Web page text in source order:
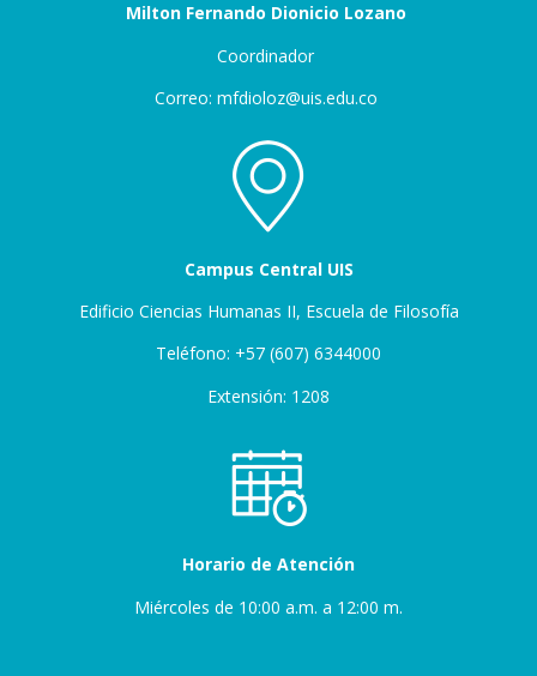
Milton Fernando Dionicio Lozano
Coordinador
Correo: mfdioloz@uis.edu.co
Campus Central UIS
Edificio Ciencias Humanas II, Escuela de Filosofía
Teléfono: +57 (607) 6344000
Extensión: 1208
Horario de Atención
Miércoles de 10:00 a.m. a 12:00 m.